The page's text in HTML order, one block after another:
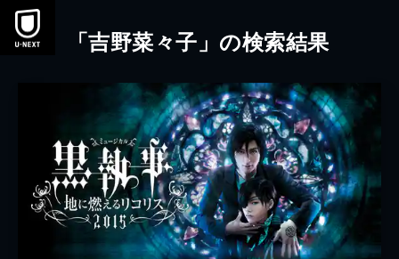
本文へスキップ
「吉野菜々子」の検索結果